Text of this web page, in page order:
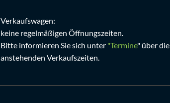
Verkaufswagen:
keine regelmäßigen Öffnungszeiten.
Bitte informieren Sie sich unter "Termine" über die
anstehenden Verkaufszeiten.